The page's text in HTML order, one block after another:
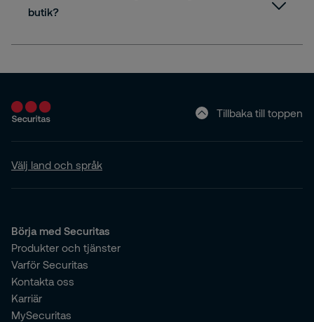
butik?
. Vilken
Tillbaka till toppen
Välj land och språk
Börja med Securitas
Produkter och tjänster
Varför Securitas
Kontakta oss
Karriär
MySecuritas